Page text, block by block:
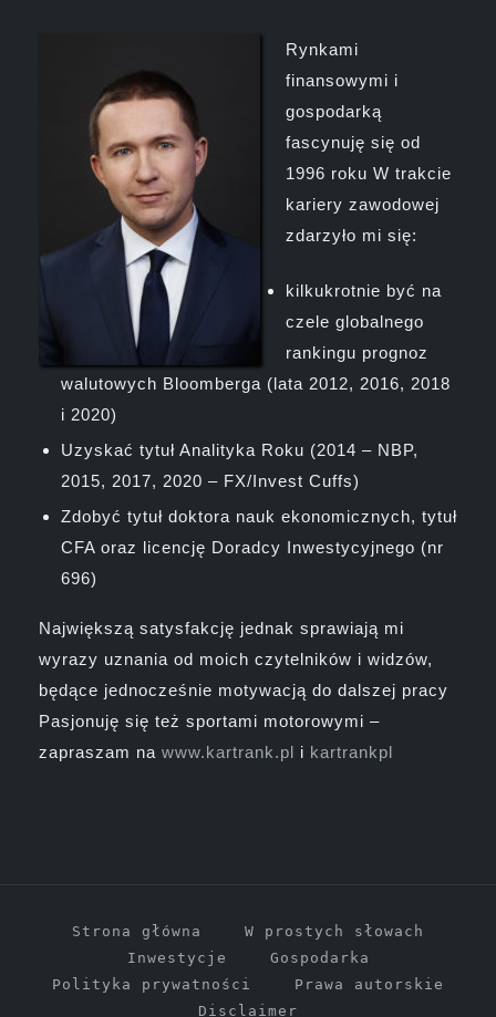
Rynkami
finansowymi i
gospodarką
fascynuję się od
1996 roku W trakcie
kariery zawodowej
zdarzyło mi się:
kilkukrotnie być na
czele globalnego
rankingu prognoz
walutowych Bloomberga (lata 2012, 2016, 2018
i 2020)
Uzyskać tytuł Analityka Roku (2014 – NBP,
2015, 2017, 2020 – FX/Invest Cuffs)
Zdobyć tytuł doktora nauk ekonomicznych, tytuł
CFA oraz licencję Doradcy Inwestycyjnego (nr
696)
Największą satysfakcję jednak sprawiają mi
wyrazy uznania od moich czytelników i widzów,
będące jednocześnie motywacją do dalszej pracy
Pasjonuję się też sportami motorowymi –
zapraszam na www.kartrank.pl i kartrankpl
Strona główna
W prostych słowach
Inwestycje
Gospodarka
Polityka prywatności
Prawa autorskie
Disclaimer